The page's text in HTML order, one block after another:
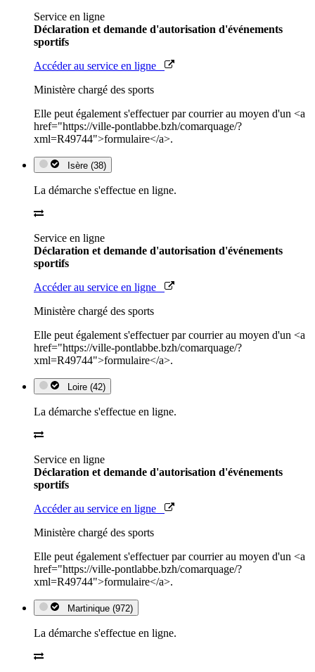
Service en ligne
Déclaration et demande d'autorisation d'événements
sportifs
Accéder au service en ligne
Ministère chargé des sports
Elle peut également s'effectuer par courrier au moyen d'un <a
href="https://ville-pontlabbe.bzh/comarquage/?
xml=R49744">formulaire</a>.
Isère (38)
La démarche s'effectue en ligne.
Service en ligne
Déclaration et demande d'autorisation d'événements
sportifs
Accéder au service en ligne
Ministère chargé des sports
Elle peut également s'effectuer par courrier au moyen d'un <a
href="https://ville-pontlabbe.bzh/comarquage/?
xml=R49744">formulaire</a>.
Loire (42)
La démarche s'effectue en ligne.
Service en ligne
Déclaration et demande d'autorisation d'événements
sportifs
Accéder au service en ligne
Ministère chargé des sports
Elle peut également s'effectuer par courrier au moyen d'un <a
href="https://ville-pontlabbe.bzh/comarquage/?
xml=R49744">formulaire</a>.
Martinique (972)
La démarche s'effectue en ligne.